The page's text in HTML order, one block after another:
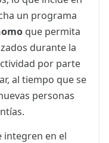
un programa
que permita
durante la
por parte
al tiempo que se
personas
integren en el